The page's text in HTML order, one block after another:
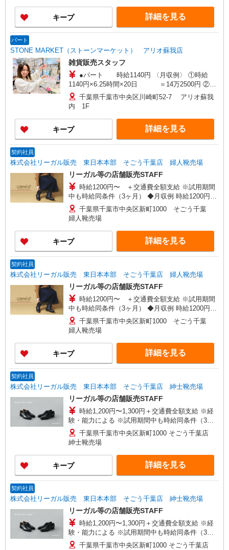
キープ 詳細を見る
パート
STONE MARKET（ストーンマーケット） アリオ蘇我店
雑貨販売スタッフ
●パート 時給1140円 〈月収例〉 ①時給
1140円×6.25時間×20日 ＝14万2500円 ②時
給1140円×4時間×15日 ＝6万8400円 ※毎月
15日締め、当月25日支払
千葉県千葉市中央区川崎町52-7 アリオ蘇我
内 1F
キープ 詳細を見る
契約社員
株式会社リーガル販売 東日本本部 そごう千葉店 婦人靴売場
リーガル等の店舗販売STAFF
時給1200円〜 ＋交通費全額支給 ※試用期間
中も時給同条件（3ヶ月） ◆月収例 時給1200円
×7.5時間×22日=19万8000円
千葉県千葉市中央区新町1000 そごう千葉
婦人靴売場
キープ 詳細を見る
契約社員
株式会社リーガル販売 東日本本部 そごう千葉店 婦人靴売場
リーガル等の店舗販売STAFF
時給1200円〜 ＋交通費全額支給 ※試用期間
中も時給同条件（3ヶ月） ◆月収例 時給1200円
×7.5時間×22日=19万8000円
千葉県千葉市中央区新町1000 そごう千葉
婦人靴売場
キープ 詳細を見る
契約社員
株式会社リーガル販売 東日本本部 そごう千葉店 紳士靴売場
リーガル等の店舗販売STAFF
時給1,200円〜1,300円＋交通費全額支給 ※経
験・能力による ※試用期間中も時給同条件（3ヶ
月） ◆月収例 時給1,200円×7.5時間×22日=19万
8000円
千葉県千葉市中央区新町1000 そごう千葉店
紳士靴売場
キープ 詳細を見る
契約社員
株式会社リーガル販売 東日本本部 そごう千葉店 紳士靴売場
リーガル等の店舗販売STAFF
時給1,200円〜1,300円＋交通費全額支給 ※経
験・能力による ※試用期間中も時給同条件（3ヶ
月） ◆月収例 時給1,200円×7.5時間×22日=19万千葉県千葉市中央区新町1000 そごう千葉店